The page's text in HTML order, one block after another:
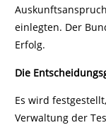
einlegten. Der
Erfolg.
Die
Es wird
Verwaltung der